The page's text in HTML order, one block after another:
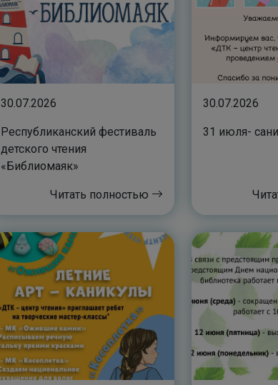
30.07.2026
Республиканский фестиваль
детского чтения
«Библиомаяк»
Читать полностью
30.07.2026
31 июля-